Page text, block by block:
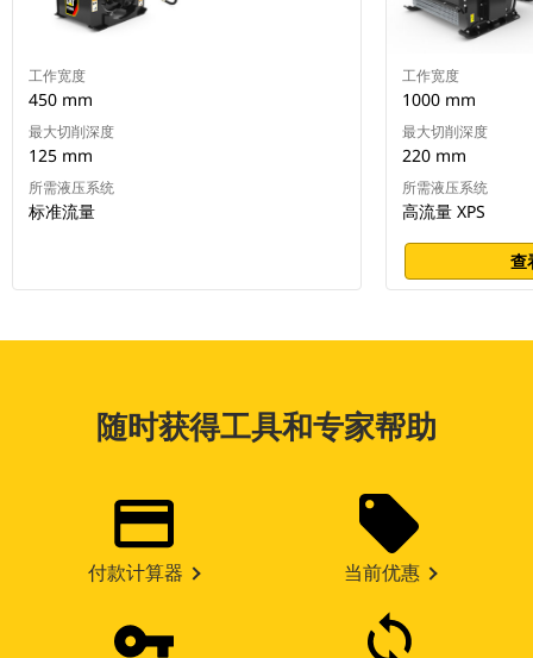
工作宽度
450 mm
最大切削深度
125 mm
所需液压系统
标准流量
工作宽度
1000 mm
最大切削深度
220 mm
所需液压系统
高流量 XPS
查
随时获得工具和专家帮助
付款计算器 当前优惠